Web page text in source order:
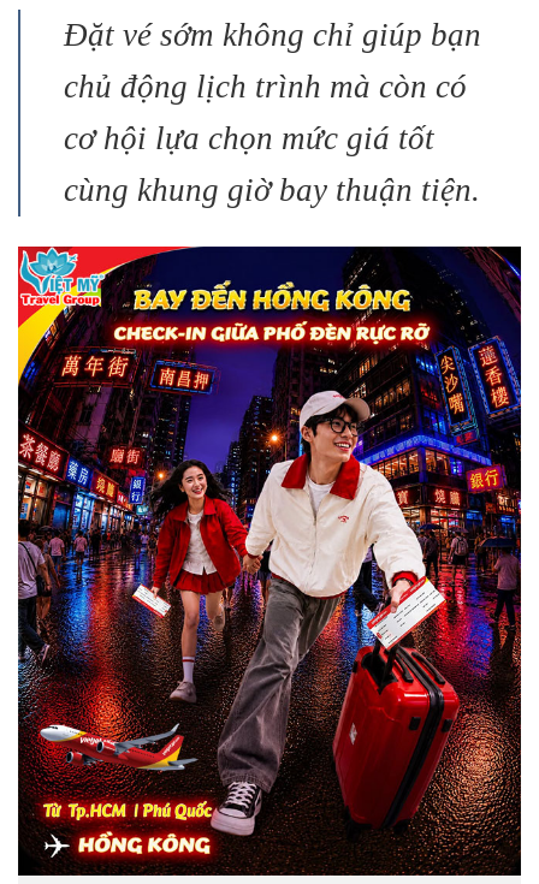
Đặt vé sớm không chỉ giúp bạn
chủ động lịch trình mà còn có
cơ hội lựa chọn mức giá tốt
cùng khung giờ bay thuận tiện.